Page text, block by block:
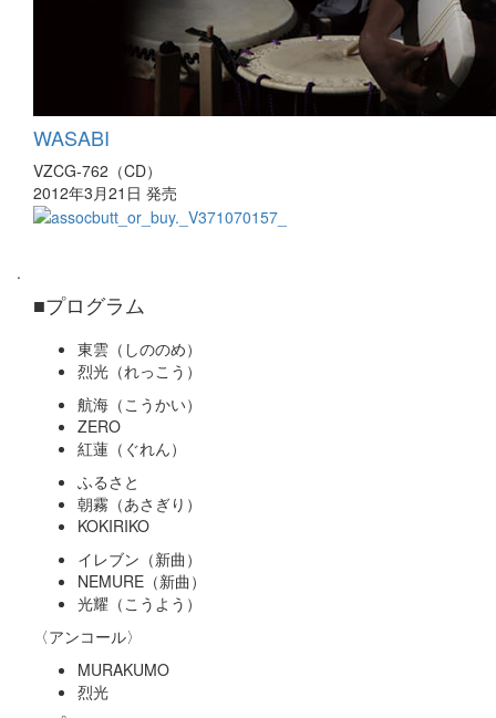
WASABI
VZCG-762（CD）
2012年3月21日 発売
.
■プログラム
東雲（しののめ）
烈光（れっこう）
航海（こうかい）
ZERO
紅蓮（ぐれん）
ふるさと
朝霧（あさぎり）
KOKIRIKO
イレブン（新曲）
NEMURE（新曲）
光耀（こうよう）
〈アンコール〉
MURAKUMO
烈光